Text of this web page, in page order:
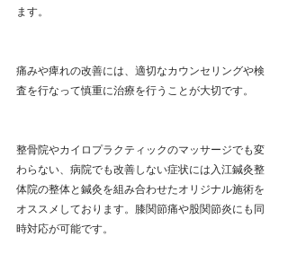
ます。
痛みや痺れの改善には、適切なカウンセリングや検
査を行なって慎重に治療を行うことが大切です。
整骨院やカイロプラクティックのマッサージでも変
わらない、病院でも改善しない症状には入江鍼灸整
体院の整体と鍼灸を組み合わせたオリジナル施術を
オススメしております。膝関節痛や股関節炎にも同
時対応が可能です。